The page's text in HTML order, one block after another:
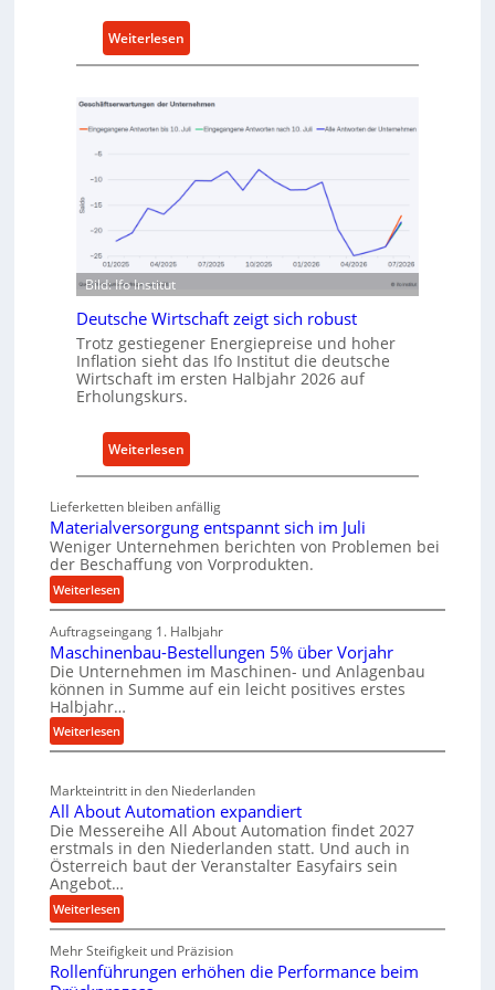
k
a
u
o
s
t
r
i
e
r
s
t
z
t
e
n
e
Weiterlesen:
M
t
h
e
ü
r
n
a
c
h
h
a
l
t
i
g
e
W
r
k
z
e
b
u
p
r
o
s
s
Bild: Ifo Institut
Deutsche Wirtschaft zeigt sich robust
Trotz gestiegener Energiepreise und hoher
Inflation sieht das Ifo Institut die deutsche
Wirtschaft im ersten Halbjahr 2026 auf
Erholungskurs.
Weiterlesen:
D
u
t
s
h
e
W
s
h
a
f
t
i
g
t
Lieferketten bleiben anfällig
Materialversorgung entspannt sich im Juli
Weniger Unternehmen berichten von Problemen bei
der Beschaffung von Vorprodukten.
Weiterlesen:
M
a
t
e
r
i
a
l
e
r
s
o
g
u
n
g
Auftragseingang 1. Halbjahr
Maschinenbau-Bestellungen 5% über Vorjahr
Die Unternehmen im Maschinen- und Anlagenbau
können in Summe auf ein leicht positives erstes
Halbjahr…
Weiterlesen:
M
s
c
h
i
n
e
n
a
u
Markteintritt in den Niederlanden
All About Automation expandiert
Die Messereihe All About Automation findet 2027
erstmals in den Niederlanden statt. Und auch in
Österreich baut der Veranstalter Easyfairs sein
Angebot…
Weiterlesen:
A
l
l
Mehr Steifigkeit und Präzision
Rollenführungen erhöhen die Performance beim